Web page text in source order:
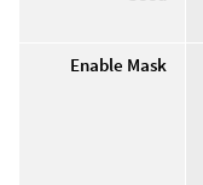
Enable Mask